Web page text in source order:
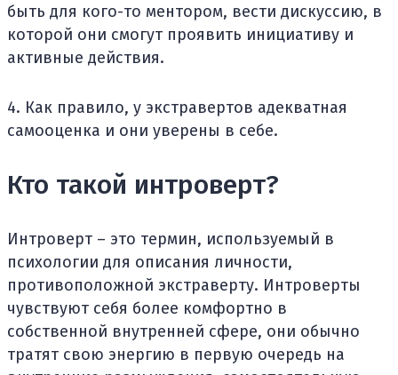
быть для кого-то ментором, вести дискуссию, в
которой они смогут проявить инициативу и
активные действия.
4. Как правило, у экстравертов адекватная
самооценка и они уверены в себе.
Кто такой интроверт?
Интроверт – это термин, используемый в
психологии для описания личности,
противоположной экстраверту. Интроверты
чувствуют себя более комфортно в
собственной внутренней сфере, они обычно
тратят свою энергию в первую очередь на